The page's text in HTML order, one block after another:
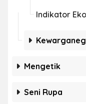
Indikator
Mengetik
Seni Rupa